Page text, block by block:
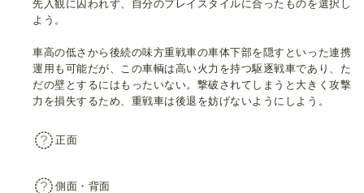
先入観に囚われず、自分のプレイスタイルに合ったものを選択し
よう。
車高の低さから後続の味方重戦車の車体下部を隠すといった連携
運用も可能だが、この車輌は高い火力を持つ駆逐戦車であり、た
だの壁とするにはもったいない。撃破されてしまうと大きく攻撃
力を損失するため、重戦車は後退を妨げないようにしよう。
正面
側面・背面